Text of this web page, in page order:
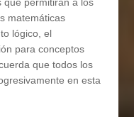
que permitirán a los
matemáticas
lógico, el
para conceptos
que todos los
en esta